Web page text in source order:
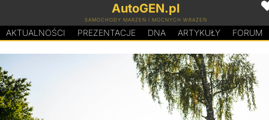
AutoGEN.pl
SAMOCHODY MARZEŃ I MOCNYCH WRAŻEŃ
AKTUALNOŚCI PREZENTACJE DNA ARTYKUŁY FORUM